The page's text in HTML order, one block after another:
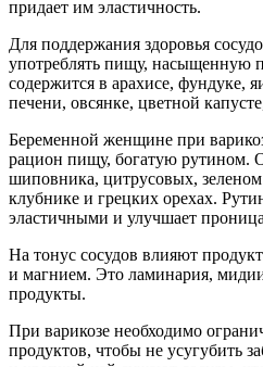
придает им эластичность.
Для поддержания здоровья
употреблять пищу, насыщенную
содержится в арахисе, фундуке,
печени, овсянке, цветной
Беременной женщине при
рацион пищу, богатую рутином.
шиповника, цитрусовых,
клубнике и грецких орехах.
эластичными и улучшает
На тонус сосудов влияют
и магнием. Это ламинария,
продукты.
При варикозе необходимо
продуктов, чтобы не усугубить